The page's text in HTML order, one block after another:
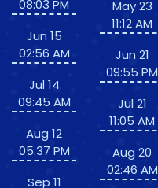
08:03 PM
Jun 15
02:56 AM
Jul 14
09:45 AM
Aug 12
05:37 PM
Sep 11
May 23
11:12 AM
Jun 21
09:55 PM
Jul 21
11:05 AM
Aug 20
02:46 AM